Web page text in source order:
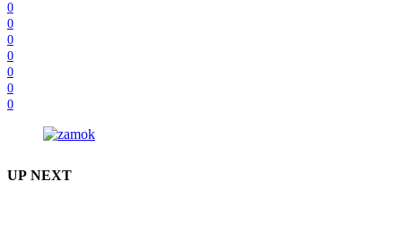
0
0
0
0
0
0
0
UP NEXT